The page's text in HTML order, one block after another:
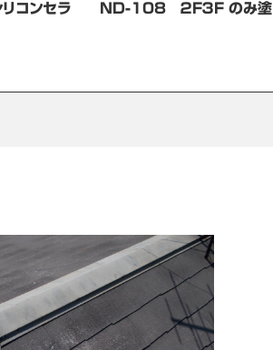
シリコンセラ ND-108 ２F３F のみ塗